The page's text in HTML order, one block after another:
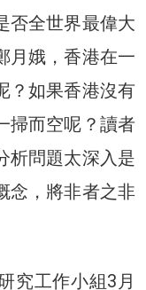
否全世界最偉大
月娥，香港在一
？如果香港沒有
掃而空呢？讀者
析問題太深入是
念，將非者之非
究工作小組3月